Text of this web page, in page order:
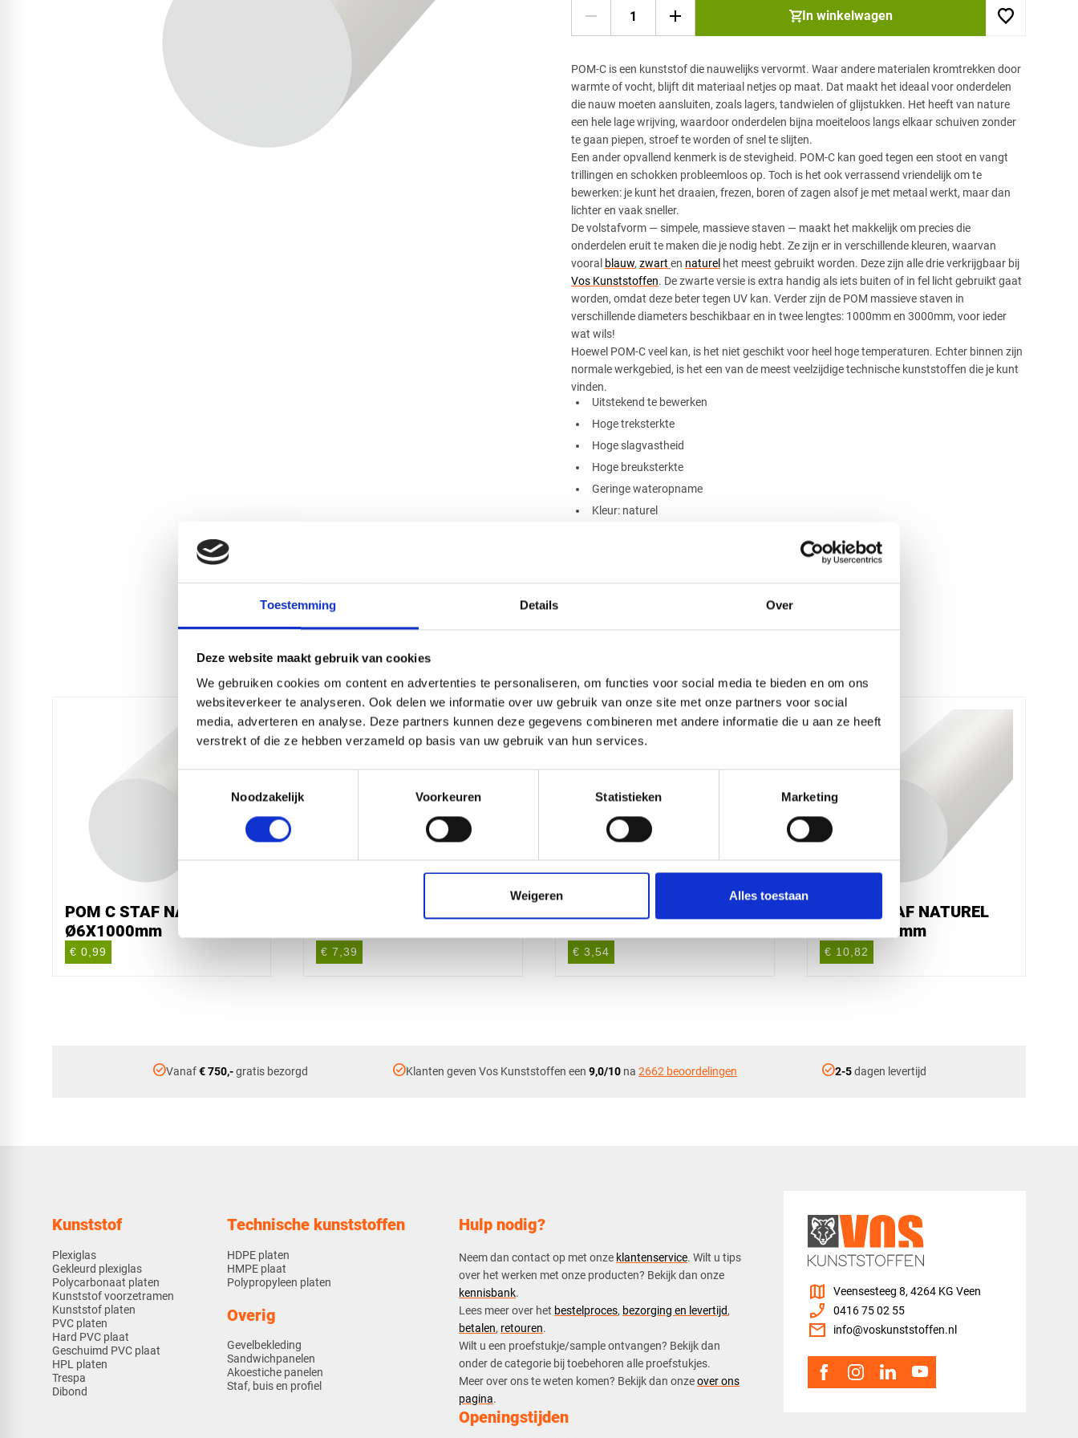
Toestemming Details Over
Deze website maakt gebruik van cookies
We gebruiken cookies om content en advertenties te personaliseren, om functies voor social media te bieden en om ons
websiteverkeer te analyseren. Ook delen we informatie over uw gebruik van onze site met onze partners voor social
media, adverteren en analyse. Deze partners kunnen deze gegevens combineren met andere informatie die u aan ze heeft
verstrekt of die ze hebben verzameld op basis van uw gebruik van hun services.
Noodzakelijk
Voorkeuren Statistieken Marketing
Weigeren Alles toestaan
In winkelwagen
POM-C is een kunststof die nauwelijks vervormt. Waar andere materialen kromtrekken door
warmte of vocht, blijft dit materiaal netjes op maat. Dat maakt het ideaal voor onderdelen
die nauw moeten aansluiten, zoals lagers, tandwielen of glijstukken. Het heeft van nature
een hele lage wrijving, waardoor onderdelen bijna moeiteloos langs elkaar schuiven zonder
te gaan piepen, stroef te worden of snel te slijten.
Een ander opvallend kenmerk is de stevigheid. POM-C kan goed tegen een stoot en vangt
trillingen en schokken probleemloos op. Toch is het ook verrassend vriendelijk om te
bewerken: je kunt het draaien, frezen, boren of zagen alsof je met metaal werkt, maar dan
lichter en vaak sneller.
De volstafvorm — simpele, massieve staven — maakt het makkelijk om precies die
onderdelen eruit te maken die je nodig hebt. Ze zijn er in verschillende kleuren, waarvan
vooral blauw, zwart en naturel het meest gebruikt worden. Deze zijn alle drie verkrijgbaar bij
Vos Kunststoffen. De zwarte versie is extra handig als iets buiten of in fel licht gebruikt gaat
worden, omdat deze beter tegen UV kan. Verder zijn de POM massieve staven in
verschillende diameters beschikbaar en in twee lengtes: 1000mm en 3000mm, voor ieder
wat wils!
Hoewel POM-C veel kan, is het niet geschikt voor heel hoge temperaturen. Echter binnen zijn
normale werkgebied, is het een van de meest veelzijdige technische kunststoffen die je kunt
vinden.
Uitstekend te bewerken
Hoge treksterkte
Hoge slagvastheid
Hoge breuksterkte
Geringe wateropname
Kleur: naturel
Handig om er bij te kopen
POM C STAF NATUREL
Ø6X1000mm
€ 0,99
POM C STAF NATUREL
€ 7,39
POM C STAF NATUREL
€ 3,54
POM C STAF NATUREL
Ø12X3000mm
€ 10,82
check_circleVanaf€ 750,-gratis bezorgd check_circleKlanten geven Vos Kunststoffen een 9,0/10 na 2662 beoordelingen check_circle2-5dagen levertijd
Kunststof
Plexiglas
Gekleurd plexiglas
Polycarbonaat platen
Kunststof voorzetramen
Kunststof platen
PVC platen
Hard PVC plaat
Geschuimd PVC plaat
HPL platen
Trespa
Dibond
Technische kunststoffen
HDPE platen
HMPE plaat
Polypropyleen platen
Overig
Gevelbekleding
Sandwichpanelen
Akoestiche panelen
Staf, buis en profiel
Hulp nodig?
Neem dan contact op met onze klantenservice. Wilt u tips
over het werken met onze producten? Bekijk dan onze
kennisbank.
​Lees meer over het bestelproces, bezorging en levertijd,
betalen, retouren.​
​Wilt u een proefstukje/sample ontvangen? Bekijk dan
onder de categorie bij toebehoren alle proefstukjes.
​​Meer over ons te weten komen? Bekijk dan onzeover ons
pagina.
Openingstijden
map Veensesteeg 8, 4264 KG Veen
phone_enabled 0416 75 02 55
mail info@voskunststoffen.nl